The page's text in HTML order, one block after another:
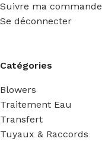
Suivre ma commande
Se déconnecter
Catégories
Blowers
Traitement Eau
Transfert
Tuyaux & Raccords